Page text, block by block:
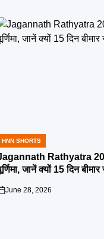
POSTED
HNN SHORTS
Rathyatra
जानें क्यों 15 दिन
June 28, 2026